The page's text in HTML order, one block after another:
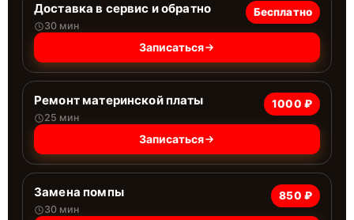
Доставка в сервис и обратно
30 мин
Бесплатно
Записаться
Ремонт материнской платы
25 мин
1000 ₽
Записаться
Замена помпы
30 мин
850 ₽